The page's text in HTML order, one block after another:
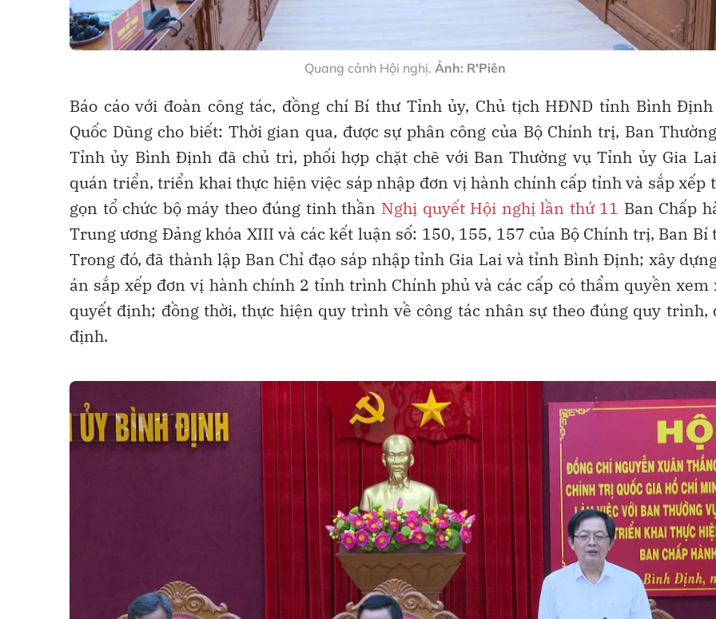
Quang cảnh Hội nghị. Ảnh: R'Piên
Báo cáo với đoàn công tác, đồng chí Bí thư Tỉnh ủy, Chủ tịch HĐND tỉnh Bình
Quốc Dũng cho biết: Thời gian qua, được sự phân công của Bộ Chính trị, Ban
Tỉnh ủy Bình Định đã chủ trì, phối hợp chặt chẽ với Ban Thường vụ Tỉnh ủy Gia
quán triển, triển khai thực hiện việc sáp nhập đơn vị hành chính cấp tỉnh và sắp xếp
gọn tổ chức bộ máy theo đúng tinh thần Nghị quyết Hội nghị lần thứ 11 Ban Chấp
Trung ương Đảng khóa XIII và các kết luận số: 150, 155, 157 của Bộ Chính trị, Ban Bí
Trong đó, đã thành lập Ban Chỉ đạo sáp nhập tỉnh Gia Lai và tỉnh Bình Định; xây
án sắp xếp đơn vị hành chính 2 tỉnh trình Chính phủ và các cấp có thẩm quyền xem
quyết định; đồng thời, thực hiện quy trình về công tác nhân sự theo đúng quy trình,
định.